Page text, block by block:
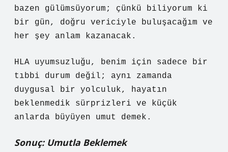
bazen gülümsüyorum; çünkü biliyorum ki
bir gün, doğru vericiyle buluşacağım ve
her şey anlam kazanacak.
HLA uyumsuzluğu, benim için sadece bir
tıbbi durum değil; aynı zamanda
duygusal bir yolculuk, hayatın
beklenmedik sürprizleri ve küçük
anlarda büyüyen umut demek.
Sonuç: Umutla Beklemek